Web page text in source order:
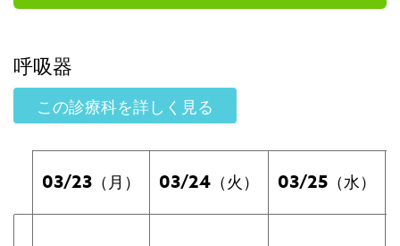
呼吸器
この診療科を詳しく見る
03/23 （月） 03/24 （火） 03/25 （水）